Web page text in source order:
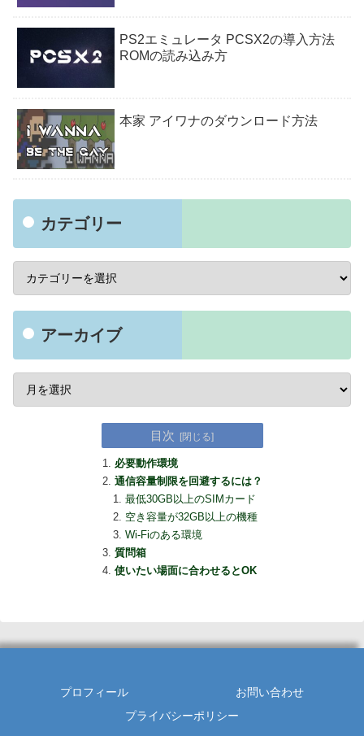
PS2エミュレータ PCSX2の導入方法
ROMの読み込み方
本家 アイワナのダウンロード方法
カテゴリー
アーカイブ
目次
必要動作環境
通信容量制限を回避するには？
最低30GB以上のSIMカード
空き容量が32GB以上の機種
Wi-Fiのある環境
質問箱
使いたい場面に合わせるとOK
プロフィール
お問い合わせ
プライバシーポリシー